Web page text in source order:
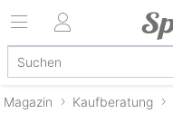
Magazin Kaufberatung